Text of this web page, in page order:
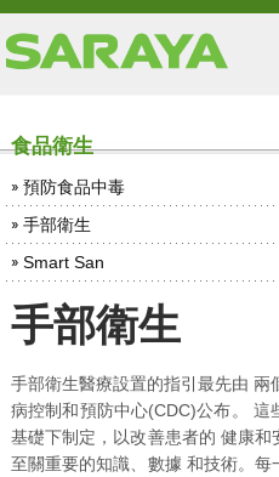
食品衛生
預防食品中毒
手部衛生
Smart San
手部衛生
手部衛生醫療設置的指引最先由
病控制和預防中心(CDC)公布。 這
基礎下制定，以改善患者的 健康
至關重要的知識、數據 和技術。